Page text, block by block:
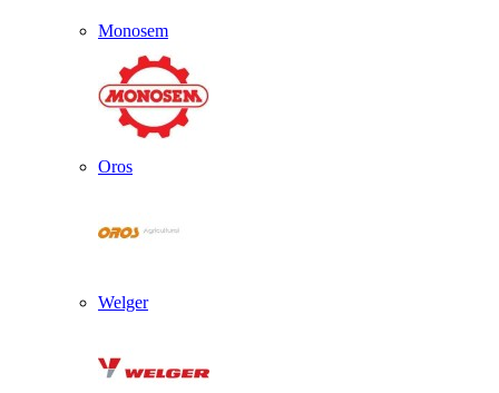
Monosem
Oros
Welger